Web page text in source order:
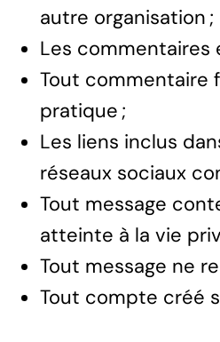
autre organisation ;
Les commentaires
Tout commentaire
pratique ;
Les liens inclus
réseaux sociaux
Tout message
atteinte à la vie
Tout message ne
Tout compte créé